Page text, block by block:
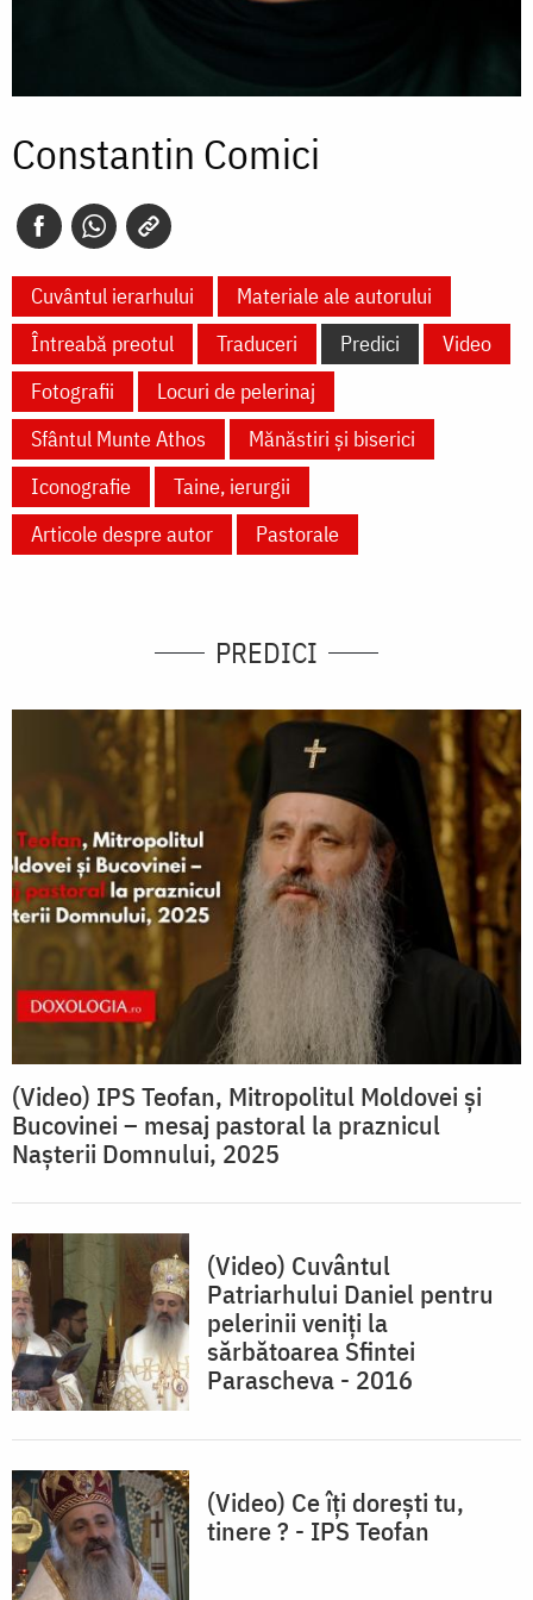
Constantin Comici
Cuvântul ierarhului
Materiale ale autorului
Întreabă preotul
Traduceri Predici
Video
Fotografii
Locuri de pelerinaj
Sfântul Munte Athos
Mănăstiri și biserici
Iconografie
Taine, ierurgii
Articole despre autor
Pastorale
PREDICI
(Video) IPS Teofan, Mitropolitul Moldovei și
Bucovinei – mesaj pastoral la praznicul
Nașterii Domnului, 2025
(Video) Cuvântul
Patriarhului Daniel pentru
pelerinii veniți la
sărbătoarea Sfintei
Parascheva - 2016
(Video) Ce îți dorești tu,
tinere ? - IPS Teofan